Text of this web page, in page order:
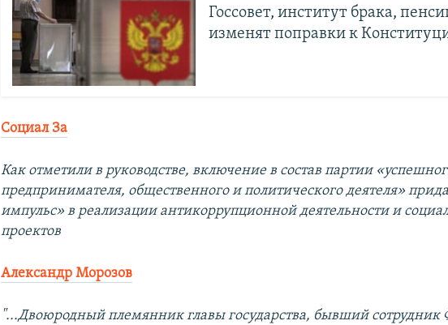
Госсовет, институт брака,
изменят поправки к
Социал За
Как отметили в руководстве, включение в состав партии
предпринимателя, общественного и политического деятеля»
импульс» в реализации антикоррупционной деятельности и
проектов
Александр Морозов
"...Двоюродный племянник главы государства, бывший сотрудник